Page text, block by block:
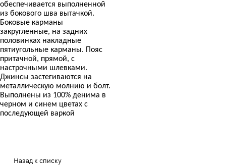
обеспечивается выполненной
из бокового шва вытачкой.
Боковые карманы
закругленные, на задних
половинках накладные
пятиугольные карманы. Пояс
притачной, прямой, с
настрочными шлевками.
Джинсы застегиваются на
металлическую молнию и болт.
Выполнены из 100% денима в
черном и синем цветах с
последующей варкой
Назад к списку